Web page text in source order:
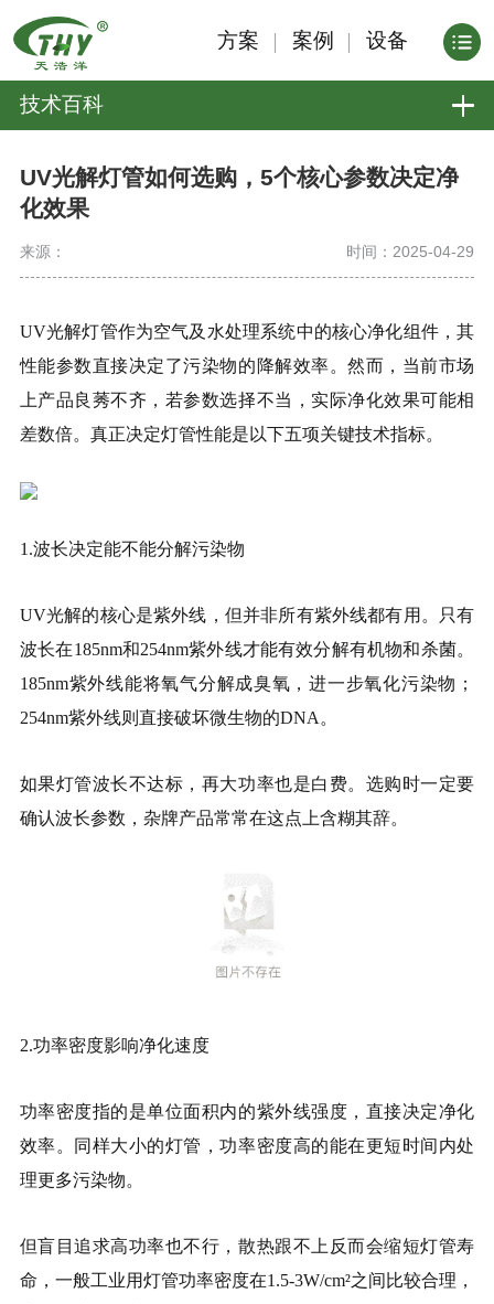
方案 案例 设备
技术百科
UV光解灯管如何选购，5个核心参数决定净
化效果
来源： 时间：2025-04-29
UV光解灯管作为空气及水处理系统中的核心净化组件，其
性能参数直接决定了污染物的降解效率。然而，当前市场
上产品良莠不齐，若参数选择不当，实际净化效果可能相
差数倍。真正决定灯管性能是以下五项关键技术指标。
1.波长决定能不能分解污染物
UV光解的核心是紫外线，但并非所有紫外线都有用。只有
波长在185nm和254nm紫外线才能有效分解有机物和杀菌。
185nm紫外线能将氧气分解成臭氧，进一步氧化污染物；
254nm紫外线则直接破坏微生物的DNA。
如果灯管波长不达标，再大功率也是白费。选购时一定要
确认波长参数，杂牌产品常常在这点上含糊其辞。
2.功率密度影响净化速度
功率密度指的是单位面积内的紫外线强度，直接决定净化
效率。同样大小的灯管，功率密度高的能在更短时间内处
理更多污染物。
但盲目追求高功率也不行，散热跟不上反而会缩短灯管寿
命，一般工业用灯管功率密度在1.5-3W/cm²之间比较合理，